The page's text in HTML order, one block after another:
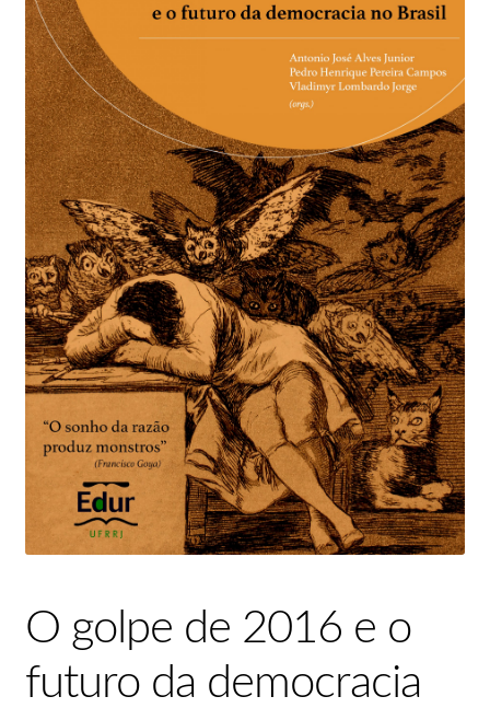
O
Cessão de logo
Checkout
Conselho Editorial
Contato
Demanda contínua
Editais de submissão
Equipe
Finalizar compra
Minha conta
Normas para publicação
O golpe de 2016 e o
futuro da democracia